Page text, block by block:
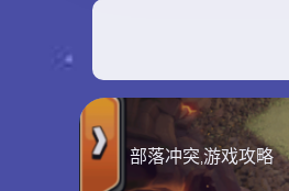
部落冲突,游戏攻略